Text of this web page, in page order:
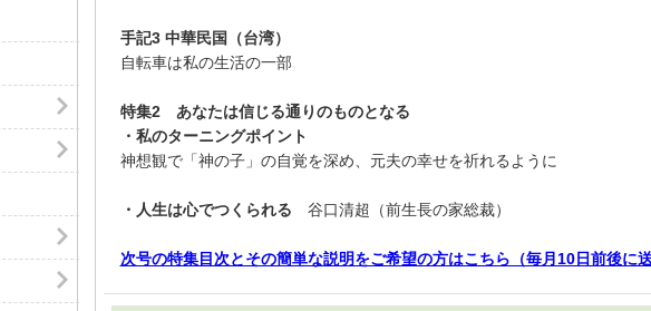
手記3 中華民国（台湾）
自転車は私の生活の一部
特集2 あなたは信じる通りのものとなる
・私のターニングポイント
神想観で「神の子」の自覚を深め、元夫の幸せを祈れるように
・人生は心でつくられる 谷口清超（前生長の家総裁）
次号の特集目次とその簡単な説明をご希望の方はこちら（毎月10日前後に送